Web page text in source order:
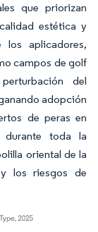
que priorizan
estética y
aplicadores,
campos de golf
del
adopción
de peras en
durante toda la
oriental de la
los riesgos de